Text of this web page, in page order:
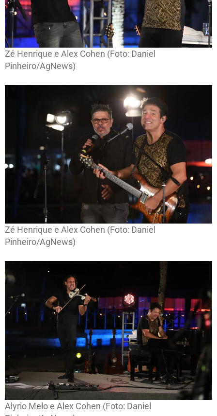
Zé Henrique e Alex Cohen (Foto: Daniel
Pinheiro/AgNews)
Zé Henrique e Alex Cohen (Foto: Daniel
Pinheiro/AgNews)
Alyrio Melo e Alex Cohen (Foto: Daniel